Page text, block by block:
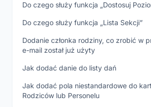
Do czego służy funkcja „Dostosuj
Do czego służy funkcja „Lista Sekcji”
Dodanie członka rodziny, co zrobić w
e-mail został już użyty
Jak dodać danie do listy dań
Jak dodać pola niestandardowe do
Rodziców lub Personelu